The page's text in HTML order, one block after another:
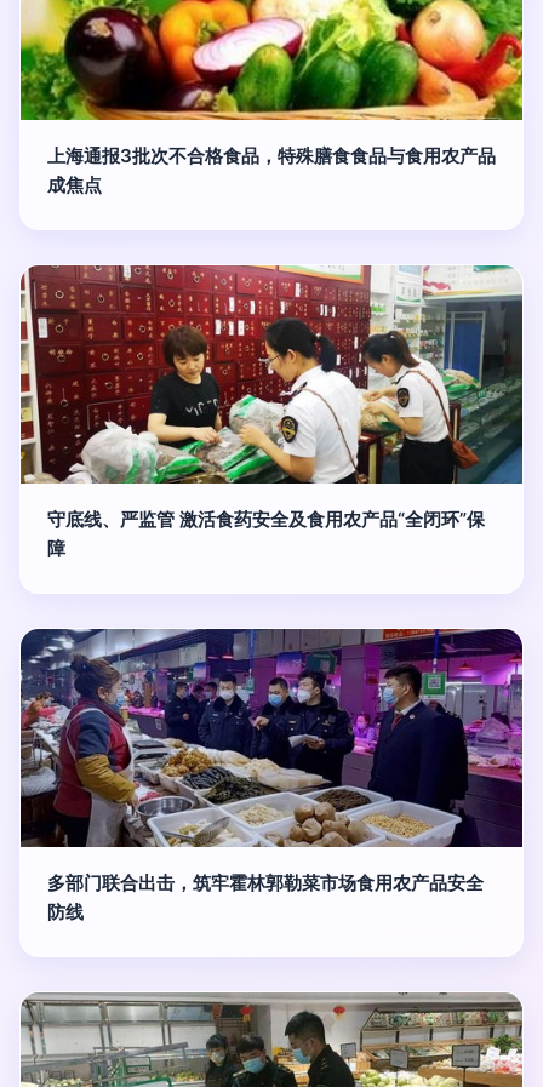
上海通报3批次不合格食品，特殊膳食食品与食用农产品
成焦点
守底线、严监管 激活食药安全及食用农产品“全闭环”保
障
多部门联合出击，筑牢霍林郭勒菜市场食用农产品安全
防线